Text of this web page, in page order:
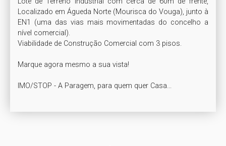
Localizado em Águeda Norte (Mourisca do Vouga), junto à
EN1 (uma das vias mais movimentadas do concelho a
nível comercial).
Viabilidade de Construção Comercial com 3 pisos.
Marque agora mesmo a sua vista!
IMO/STOP - A Paragem, para quem quer Casa...